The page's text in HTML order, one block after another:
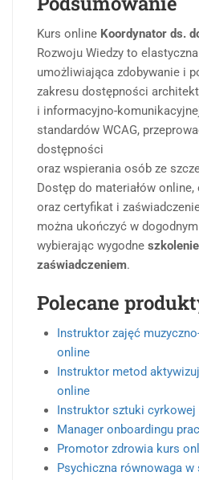
Kurs online Koordynator ds.
Rozwoju Wiedzy to
umożliwiająca zdobywanie i
zakresu dostępności
i informacyjno-
standardów WCAG,
dostępności
oraz wspierania osób ze
Dostęp do materiałów online,
oraz certyfikat i
można ukończyć w
wybierając wygodne
zaświadczeniem.
Polecane
Instruktor zajęć
online
Instruktor metod
online
Instruktor sztuki
Manager onboardingu
Promotor zdrowia kurs
Psychiczna równowaga